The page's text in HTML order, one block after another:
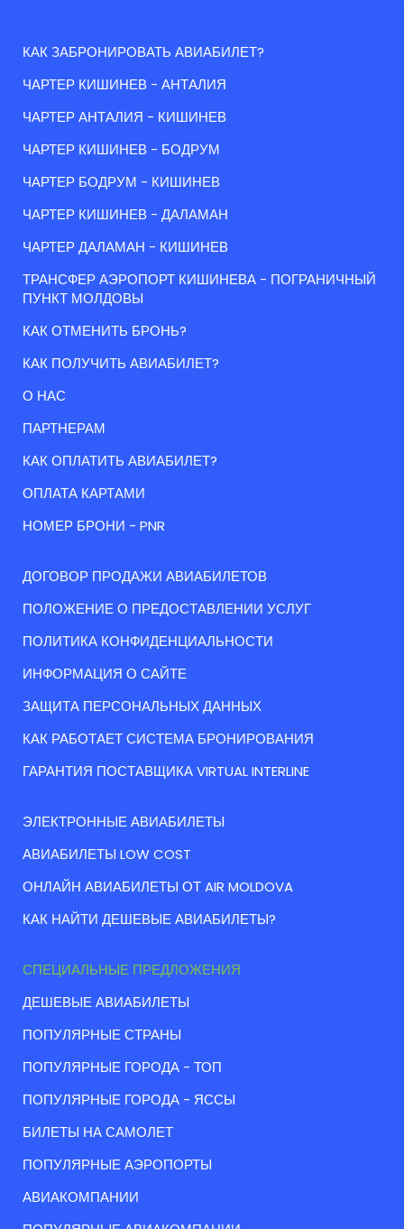
КАК ЗАБРОНИРОВАТЬ АВИАБИЛЕТ?
ЧАРТЕР КИШИНЕВ - АНТАЛИЯ
ЧАРТЕР АНТАЛИЯ - КИШИНЕВ
ЧАРТЕР КИШИНЕВ - БОДРУМ
ЧАРТЕР БОДРУМ - КИШИНЕВ
ЧАРТЕР КИШИНЕВ - ДАЛАМАН
ЧАРТЕР ДАЛАМАН - КИШИНЕВ
ТРАНСФЕР АЭРОПОРТ КИШИНЕВА - ПОГРАНИЧНЫЙ
ПУНКТ МОЛДОВЫ
КАК ОТМЕНИТЬ БРОНЬ?
КАК ПОЛУЧИТЬ АВИАБИЛЕТ?
О НАС
ПАРТНЕРАМ
КАК ОПЛАТИТЬ АВИАБИЛЕТ?
ОПЛАТА КАРТАМИ
НОМЕР БРОНИ - PNR
ДОГОВОР ПРОДАЖИ АВИАБИЛЕТОВ
ПОЛОЖЕНИЕ О ПРЕДОСТАВЛЕНИИ УСЛУГ
ПОЛИТИКА КОНФИДЕНЦИАЛЬНОСТИ
ИНФОРМАЦИЯ О САЙТЕ
ЗАЩИТА ПЕРСОНАЛЬНЫХ ДАННЫХ
КАК РАБОТАЕТ СИСТЕМА БРОНИРОВАНИЯ
ГАРАНТИЯ ПОСТАВЩИКА VIRTUAL INTERLINE
ЭЛЕКТРОННЫЕ АВИАБИЛЕТЫ
АВИАБИЛЕТЫ LOW COST
ОНЛАЙН АВИАБИЛЕТЫ ОТ AIR MOLDOVA
КАК НАЙТИ ДЕШЕВЫЕ АВИАБИЛЕТЫ?
СПЕЦИАЛЬНЫЕ ПРЕДЛОЖЕНИЯ
ДЕШЕВЫЕ АВИАБИЛЕТЫ
ПОПУЛЯРНЫЕ СТРАНЫ
ПОПУЛЯРНЫЕ ГОРОДА - ТОП
ПОПУЛЯРНЫЕ ГОРОДА - ЯССЫ
БИЛЕТЫ НА САМОЛЕТ
ПОПУЛЯРНЫЕ АЭРОПОРТЫ
АВИАКОМПАНИИ